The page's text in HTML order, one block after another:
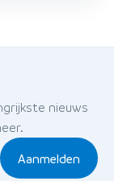
nieuws
Aanmelden